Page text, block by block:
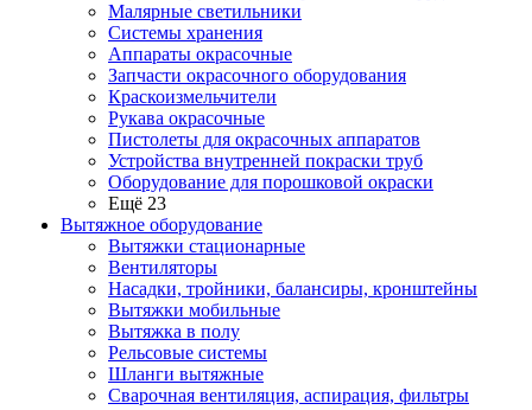
Малярные светильники
Системы хранения
Аппараты окрасочные
Запчасти окрасочного оборудования
Краскоизмельчители
Рукава окрасочные
Пистолеты для окрасочных аппаратов
Устройства внутренней покраски труб
Оборудование для порошковой окраски
Ещё 23
Вытяжное оборудование
Вытяжки стационарные
Вентиляторы
Насадки, тройники, балансиры, кронштейны
Вытяжки мобильные
Вытяжка в полу
Рельсовые системы
Шланги вытяжные
Сварочная вентиляция, аспирация, фильтры